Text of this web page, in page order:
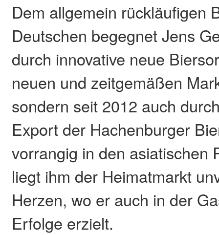
Dem allgemein rückläufigen
Deutschen begegnet Jens
durch innovative neue
neuen und zeitgemäßen
sondern seit 2012 auch
Export der Hachenburger
vorrangig in den asiatischen
liegt ihm der Heimatmarkt
Herzen, wo er auch in der
Erfolge erzielt.